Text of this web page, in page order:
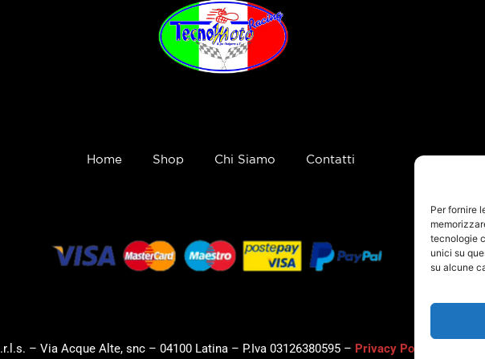
Per fornire
tecnologie
unici su
su alcune
Home Shop Chi Siamo Contatti
– Via Acque Alte, snc – 04100 Latina – P.Iva 03126380595 – Privacy Policy